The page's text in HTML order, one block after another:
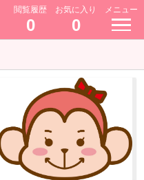
閲覧履歴
0
お気に入り
0
メニュー